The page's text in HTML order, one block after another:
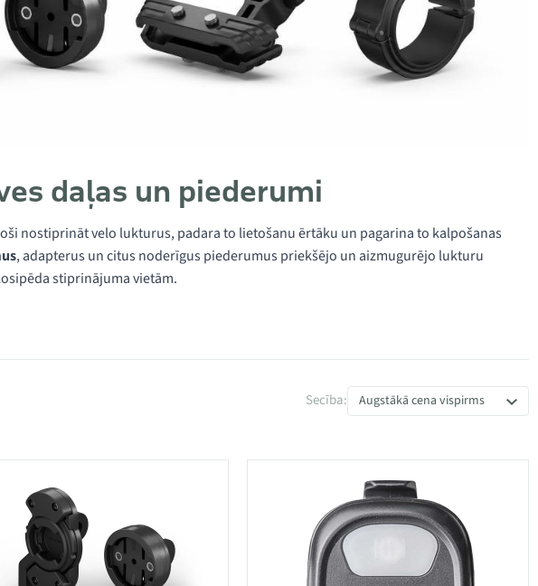
daļas un piederumi
nostiprināt velo lukturus, padara to lietošanu ērtāku un pagarina to kalpošanas
, adapterus un citus noderīgus piederumus priekšējo un aizmugurējo lukturu
stiprinājuma vietām.
Secība: Augstākā cena vispirms